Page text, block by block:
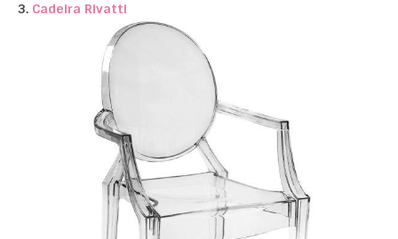
3. Cadeira Rivatti